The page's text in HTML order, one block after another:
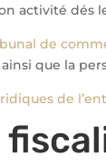
activité dés
de
que la
de